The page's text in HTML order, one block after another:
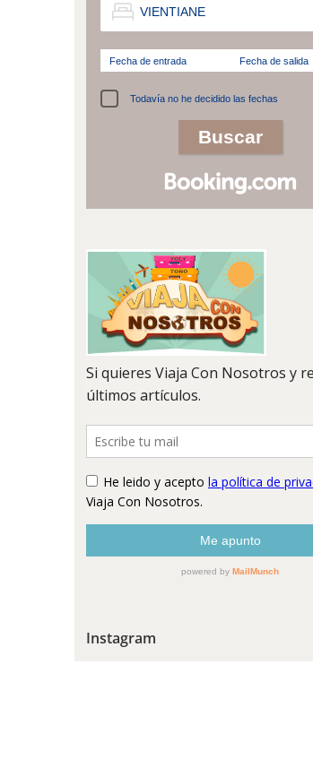
Fecha de entrada Fecha de salida
Todavía no he decidido las fechas
Instagram